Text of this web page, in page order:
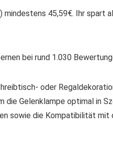
45,59€. Ihr spart
bei rund 1.030
oder
Gelenklampe optimal in
sowie die Kompatibilität mit